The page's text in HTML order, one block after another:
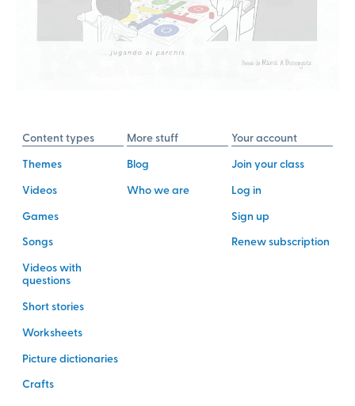
Content types
Themes
Videos
Games
Songs
Videos with
questions
Short stories
Worksheets
Picture dictionaries
Crafts
More stuff
Blog
Who we are
Your account
Join your class
Log in
Sign up
Renew subscription